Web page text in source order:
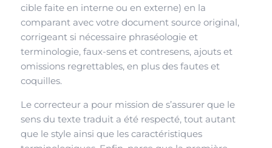
cible faite en interne ou en externe) en la
comparant avec votre document source original,
corrigeant si nécessaire phraséologie et
terminologie, faux-sens et contresens, ajouts et
omissions regrettables, en plus des fautes et
coquilles.
Le correcteur a pour mission de s’assurer que le
sens du texte traduit a été respecté, tout autant
que le style ainsi que les caractéristiques